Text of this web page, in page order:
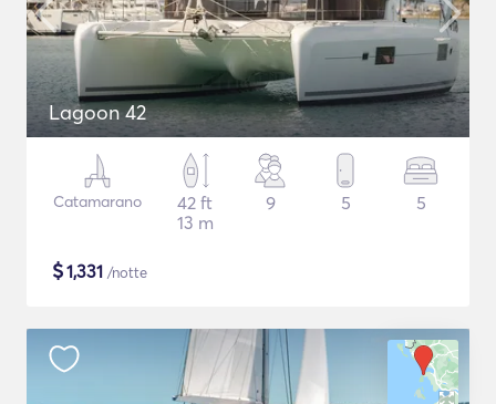
Lagoon 42
Catamarano
42 ft
13 m
9 5 5
$1,331 /notte